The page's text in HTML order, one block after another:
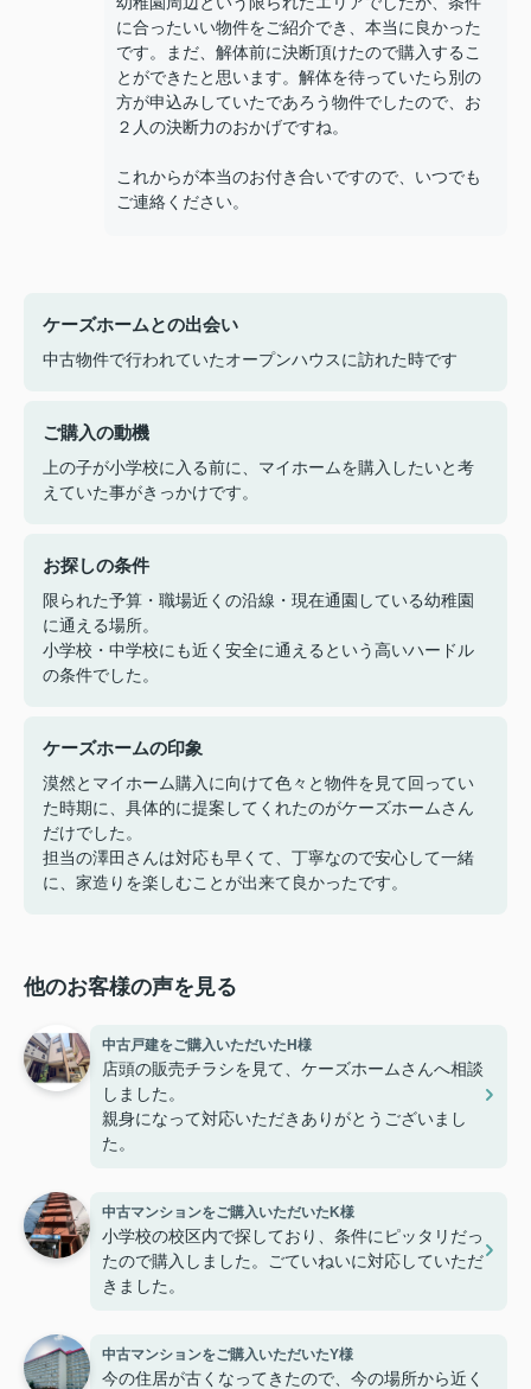
に合ったいい物件をご紹介でき、本当に良かった
です。まだ、解体前に決断頂けたので購入するこ
とができたと思います。解体を待っていたら別の
方が申込みしていたであろう物件でしたので、お
２人の決断力のおかげですね。
これからが本当のお付き合いですので、いつでも
ご連絡ください。
ケーズホームとの出会い
中古物件で行われていたオープンハウスに訪れた時です
ご購入の動機
上の子が小学校に入る前に、マイホームを購入したいと考
えていた事がきっかけです。
お探しの条件
限られた予算・職場近くの沿線・現在通園している幼稚園
に通える場所。
小学校・中学校にも近く安全に通えるという高いハードル
の条件でした。
ケーズホームの印象
漠然とマイホーム購入に向けて色々と物件を見て回ってい
た時期に、具体的に提案してくれたのがケーズホームさん
だけでした。
担当の澤田さんは対応も早くて、丁寧なので安心して一緒
に、家造りを楽しむことが出来て良かったです。
他のお客様の声を見る
中古戸建をご購入いただいたH様
店頭の販売チラシを見て、ケーズホームさんへ相談
しました。
親身になって対応いただきありがとうございまし
た。
中古マンションをご購入いただいたK様
小学校の校区内で探しており、条件にピッタリだっ
たので購入しました。ごていねいに対応していただ
きました。
中古マンションをご購入いただいたY様
今の住居が古くなってきたので、今の場所から近く